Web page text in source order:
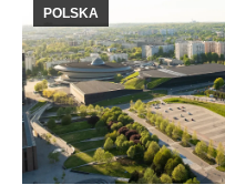
POLSKA